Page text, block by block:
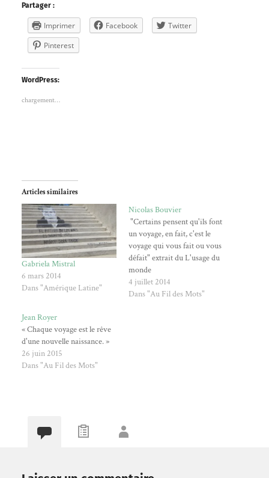
Partager :
Imprimer Facebook
Twitter
Pinterest
WordPress:
chargement…
Articles similaires
Gabriela Mistral
6 mars 2014
Dans "Amérique Latine"
Nicolas Bouvier
"Certains pensent qu'ils font
un voyage, en fait, c'est le
voyage qui vous fait ou vous
défait" extrait du L'usage du
monde
4 juillet 2014
Dans "Au Fil des Mots"
Jean Royer
« Chaque voyage est le rêve
d'une nouvelle naissance. »
26 juin 2015
Dans "Au Fil des Mots"